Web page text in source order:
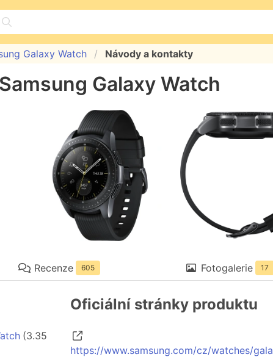
Galaxy Watch Návody a kontakty
Samsung Galaxy Watch
Recenze 605 Fotogalerie 17
(3.35
Oficiální stránky produktu
https://www.samsung.com/cz/watches/gala